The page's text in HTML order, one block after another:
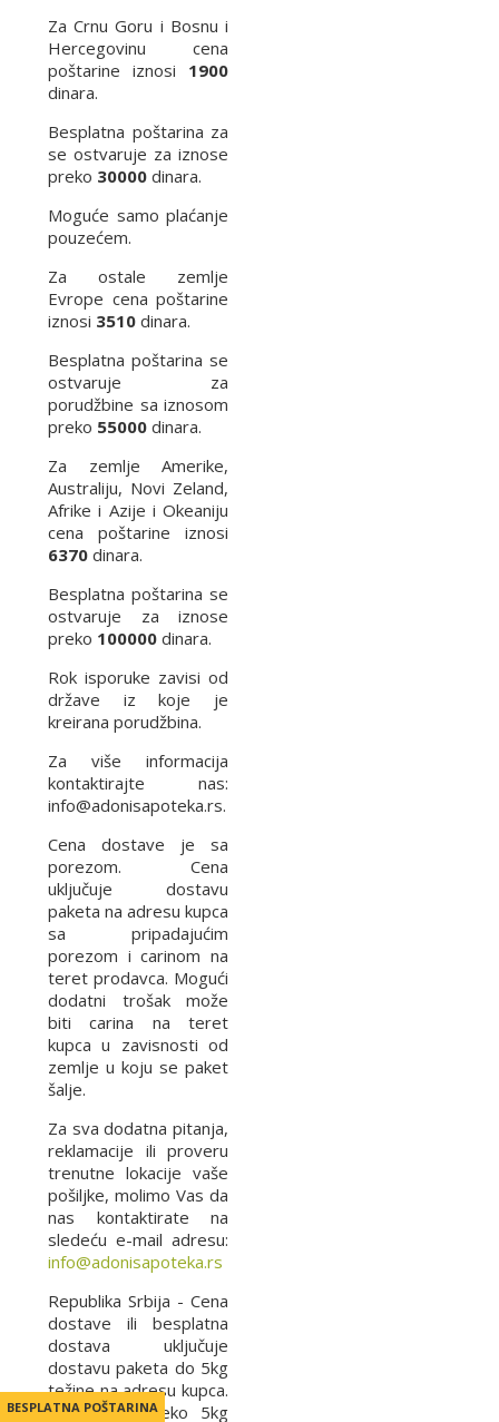
Za Crnu Goru i Bosnu i
Hercegovinu cena
poštarine iznosi 1900
dinara.
Besplatna poštarina za
se ostvaruje za iznose
preko 30000 dinara.
Moguće samo plaćanje
pouzećem.
Za ostale zemlje
Evrope cena poštarine
iznosi 3510 dinara.
Besplatna poštarina se
ostvaruje za
porudžbine sa iznosom
preko 55000 dinara.
Za zemlje Amerike,
Australiju, Novi Zeland,
Afrike i Azije i Okeaniju
cena poštarine iznosi
6370 dinara.
Besplatna poštarina se
ostvaruje za iznose
preko 100000 dinara.
Rok isporuke zavisi od
države iz koje je
kreirana porudžbina.
Za više informacija
kontaktirajte nas:
info@adonisapoteka.rs.
Cena dostave je sa
porezom. Cena
uključuje dostavu
paketa na adresu kupca
sa pripadajućim
porezom i carinom na
teret prodavca. Mogući
dodatni trošak može
biti carina na teret
kupca u zavisnosti od
zemlje u koju se paket
šalje.
Za sva dodatna pitanja,
reklamacije ili proveru
trenutne lokacije vaše
pošiljke, molimo Vas da
nas kontaktirate na
sledeću e-mail adresu:
info@adonisapoteka.rs
Republika Srbija - Cena
dostave ili besplatna
dostava uključuje
dostavu paketa do 5kg
težine na adresu kupca.
Za pakete preko 5kg
BESPLATNA POŠTARINA
BESPLATNA POŠTARINA